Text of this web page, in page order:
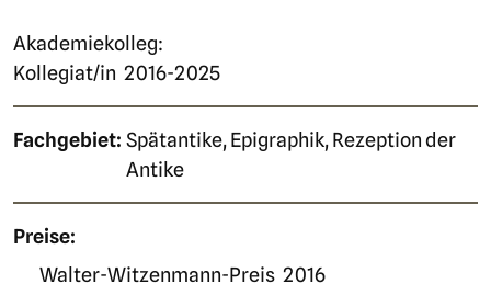
Akademiekolleg:
Kollegiat/in 2016-2025
Fachgebiet: Spätantike, Epigraphik, Rezeption der
Antike
Preise:
Walter-Witzenmann-Preis 2016